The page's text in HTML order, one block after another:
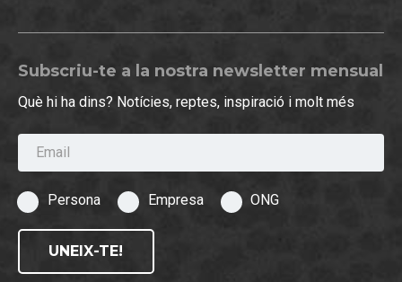
Subscriu-te a la nostra newsletter mensual
Què hi ha dins? Notícies, reptes, inspiració i molt més
Email
Persona Empresa ONG
UNEIX-TE!